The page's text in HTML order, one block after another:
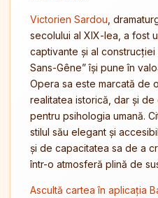
Victorien Sardou ,
secolului al XIX-lea, a fost
captivante și al construcției
Sans-Gêne” își pune în
Opera sa este marcată de
realitatea istorică, dar și
pentru psihologia umană.
stilul său elegant și
și de capacitatea sa de a
într-o atmosferă plină de
Ascultă cartea în aplicația